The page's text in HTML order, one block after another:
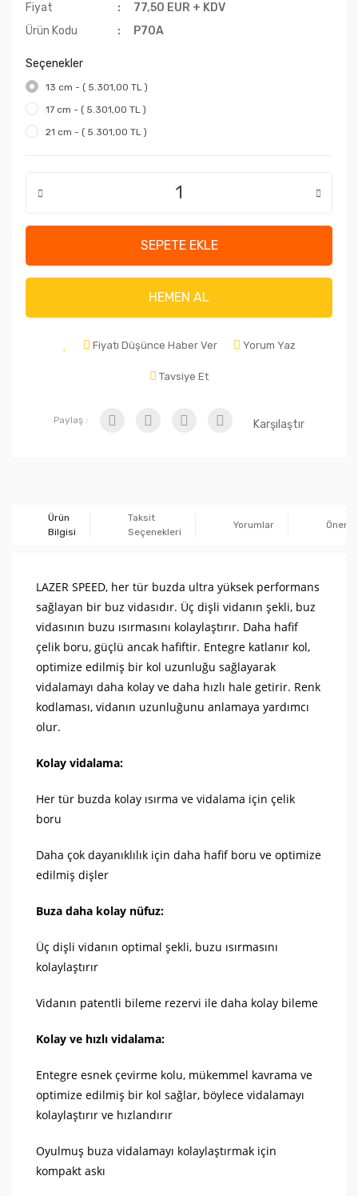
Fiyat
77,50 EUR + KDV
Ürün Kodu
P70A
Seçenekler
13 cm - ( 5.301,00 TL )
17 cm - ( 5.301,00 TL )
21 cm - ( 5.301,00 TL )
SEPETE EKLE
HEMEN AL
Fiyatı Düşünce Haber Ver Yorum Yaz
Tavsiye Et
Paylaş : Karşılaştır
Ürün
Bilgisi
Taksit
Seçenekleri
Yorumlar
LAZER SPEED, her tür buzda ultra yüksek performans
sağlayan bir buz vidasıdır. Üç dişli vidanın şekli, buz
vidasının buzu ısırmasını kolaylaştırır. Daha hafif
çelik boru, güçlü ancak hafiftir. Entegre katlanır kol,
optimize edilmiş bir kol uzunluğu sağlayarak
vidalamayı daha kolay ve daha hızlı hale getirir. Renk
kodlaması, vidanın uzunluğunu anlamaya yardımcı
olur.
Kolay vidalama:
Her tür buzda kolay ısırma ve vidalama için çelik
boru
Daha çok dayanıklılık için daha hafif boru ve optimize
edilmiş dişler
Buza daha kolay nüfuz:
Üç dişli vidanın optimal şekli, buzu ısırmasını
kolaylaştırır
Vidanın patentli bileme rezervi ile daha kolay bileme
Kolay ve hızlı vidalama:
Entegre esnek çevirme kolu, mükemmel kavrama ve
optimize edilmiş bir kol sağlar, böylece vidalamayı
kolaylaştırır ve hızlandırır
Oyulmuş buza vidalamayı kolaylaştırmak için
kompakt askı